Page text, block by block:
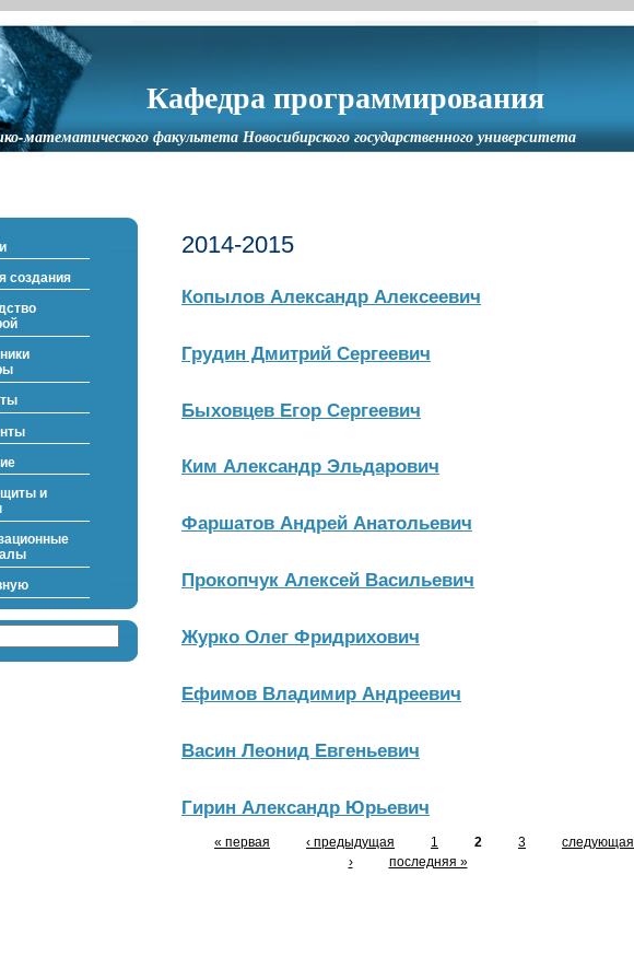
Кафедра программирования
математического факультета Новосибирского государственного университета
2014-2015
Копылов Александр Алексеевич
Грудин Дмитрий Сергеевич
Быховцев Егор Сергеевич
Ким Александр Эльдарович
Фаршатов Андрей Анатольевич
Прокопчук Алексей Васильевич
Журко Олег Фридрихович
Ефимов Владимир Андреевич
Васин Леонид Евгеньевич
Гирин Александр Юрьевич
« первая ‹ предыдущая 1 2 3
следующая
›
последняя »
создания
и